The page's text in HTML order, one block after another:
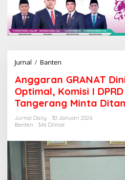
Jurnal / Banten
g
g
a
r
n
R
A
N
Anggaran GRANAT
Optimal, Komisi I
Tangerang Minta
Jurnal Daily
30 Januari 2026
Banten
346 Dilihat